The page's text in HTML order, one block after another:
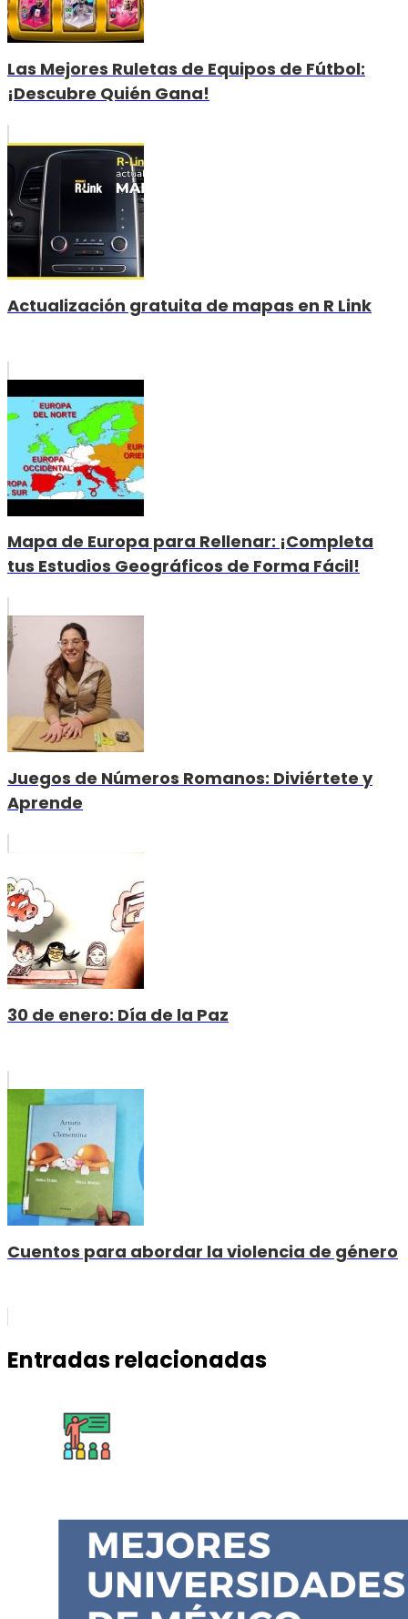
Las Mejores Ruletas de Equipos de Fútbol:
¡Descubre Quién Gana!
Actualización gratuita de mapas en R Link
Mapa de Europa para Rellenar: ¡Completa
tus Estudios Geográficos de Forma Fácil!
Juegos de Números Romanos: Diviértete y
Aprende
30 de enero: Día de la Paz
Cuentos para abordar la violencia de género
Entradas relacionadas